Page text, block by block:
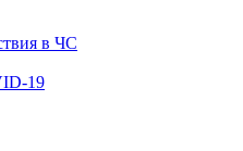
в ЧС
19